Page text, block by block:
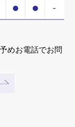
めお電話でお問